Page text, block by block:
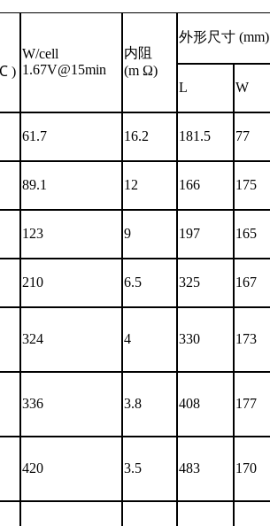
)
W/cell
1.67V@15min
内阻
(m Ω)
外形尺寸 (mm)
L
W
61.7 16.2 181.5 77
89.1 12 166 175
123 9 197 165
210 6.5 325 167
324 4 330 173
336 3.8 408 177
420 3.5 483 170